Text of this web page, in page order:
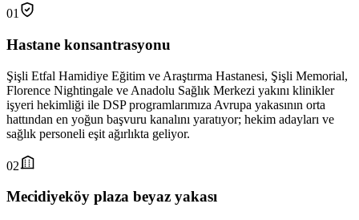
01
Hastane konsantrasyonu
Şişli Etfal Hamidiye Eğitim ve Araştırma Hastanesi, Şişli Memorial,
Florence Nightingale ve Anadolu Sağlık Merkezi yakını klinikler
işyeri hekimliği ile DSP programlarımıza Avrupa yakasının orta
hattından en yoğun başvuru kanalını yaratıyor; hekim adayları ve
sağlık personeli eşit ağırlıkta geliyor.
02
Mecidiyeköy plaza beyaz yakası